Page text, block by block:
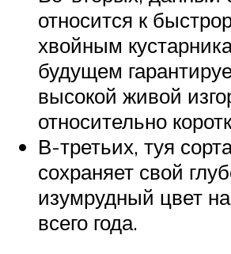
относится к
хвойным
будущем
высокой живой
относительно
В-третьих, туя
сохраняет свой
изумрудный цвет
всего года.